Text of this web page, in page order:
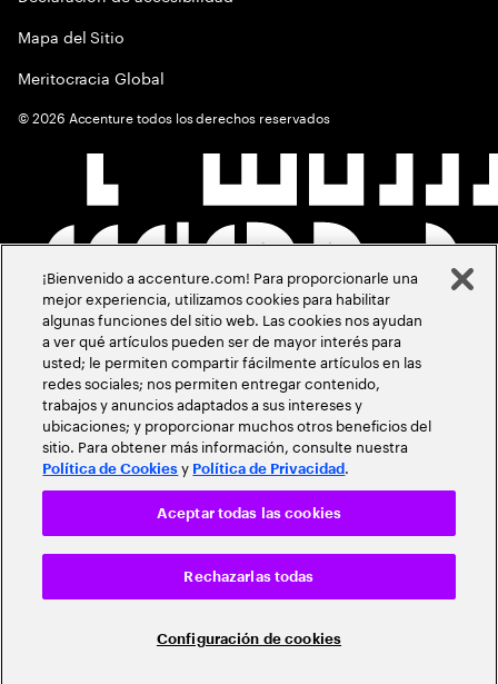
Mapa del Sitio
Meritocracia Global
©2026 Accenture todos los derechos reservados
¡Bienvenido a accenture.com! Para proporcionarle una
mejor experiencia, utilizamos cookies para habilitar
algunas funciones del sitio web. Las cookies nos ayudan
a ver qué artículos pueden ser de mayor interés para
usted; le permiten compartir fácilmente artículos en las
redes sociales; nos permiten entregar contenido,
trabajos y anuncios adaptados a sus intereses y
ubicaciones; y proporcionar muchos otros beneficios del
sitio. Para obtener más información, consulte nuestra
Política de Cookies y Política de Privacidad .
Configuración de cookies
Rechazarlas todas
Aceptar todas las cookies